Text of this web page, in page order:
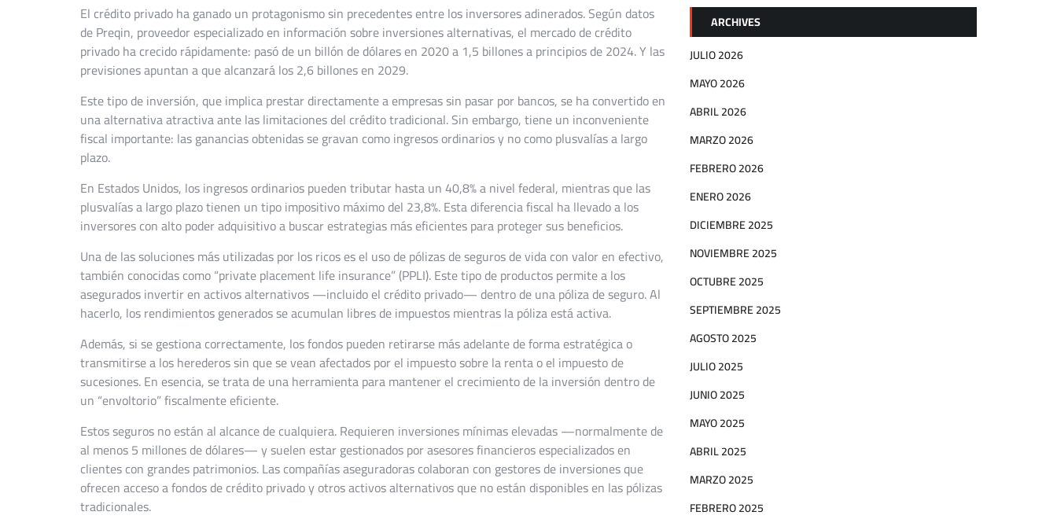
El crédito privado ha ganado un protagonismo sin precedentes entre los inversores adinerados. Según datos
de Preqin, proveedor especializado en información sobre inversiones alternativas, el mercado de crédito
privado ha crecido rápidamente: pasó de un billón de dólares en 2020 a 1,5 billones a principios de 2024. Y las
previsiones apuntan a que alcanzará los 2,6 billones en 2029.
Este tipo de inversión, que implica prestar directamente a empresas sin pasar por bancos, se ha convertido en
una alternativa atractiva ante las limitaciones del crédito tradicional. Sin embargo, tiene un inconveniente
fiscal importante: las ganancias obtenidas se gravan como ingresos ordinarios y no como plusvalías a largo
plazo.
En Estados Unidos, los ingresos ordinarios pueden tributar hasta un 40,8% a nivel federal, mientras que las
plusvalías a largo plazo tienen un tipo impositivo máximo del 23,8%. Esta diferencia fiscal ha llevado a los
inversores con alto poder adquisitivo a buscar estrategias más eficientes para proteger sus beneficios.
Una de las soluciones más utilizadas por los ricos es el uso de pólizas de seguros de vida con valor en efectivo,
también conocidas como “private placement life insurance” (PPLI). Este tipo de productos permite a los
asegurados invertir en activos alternativos —incluido el crédito privado— dentro de una póliza de seguro. Al
hacerlo, los rendimientos generados se acumulan libres de impuestos mientras la póliza está activa.
Además, si se gestiona correctamente, los fondos pueden retirarse más adelante de forma estratégica o
transmitirse a los herederos sin que se vean afectados por el impuesto sobre la renta o el impuesto de
sucesiones. En esencia, se trata de una herramienta para mantener el crecimiento de la inversión dentro de
un “envoltorio” fiscalmente eficiente.
Estos seguros no están al alcance de cualquiera. Requieren inversiones mínimas elevadas —normalmente de
al menos 5 millones de dólares— y suelen estar gestionados por asesores financieros especializados en
clientes con grandes patrimonios. Las compañías aseguradoras colaboran con gestores de inversiones que
ofrecen acceso a fondos de crédito privado y otros activos alternativos que no están disponibles en las pólizas
tradicionales.
ARCHIVES
JULIO 2026
MAYO 2026
ABRIL 2026
MARZO 2026
FEBRERO 2026
ENERO 2026
DICIEMBRE 2025
NOVIEMBRE 2025
OCTUBRE 2025
SEPTIEMBRE 2025
AGOSTO 2025
JULIO 2025
JUNIO 2025
MAYO 2025
ABRIL 2025
MARZO 2025
FEBRERO 2025